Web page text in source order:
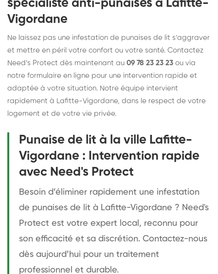
spécialiste anti-punaises à Lafitte-
Vigordane
Ne laissez pas une infestation de punaises de lit s’aggraver
et mettre en péril votre confort ou votre santé. Contactez
Need’s Protect dès maintenant au 09 78 23 23 23 ou via
notre formulaire en ligne pour une intervention rapide et
adaptée à votre situation. Notre équipe intervient
rapidement à Lafitte-Vigordane, dans le respect de votre
logement et de votre vie privée.
Punaise de lit à la ville Lafitte-
Vigordane : Intervention rapide
avec Need's Protect
Besoin d’éliminer rapidement une infestation
de punaises de lit à Lafitte-Vigordane ? Need's
Protect est votre expert local, reconnu pour
son efficacité et sa discrétion. Contactez-nous
dès aujourd’hui pour un traitement
professionnel et durable.